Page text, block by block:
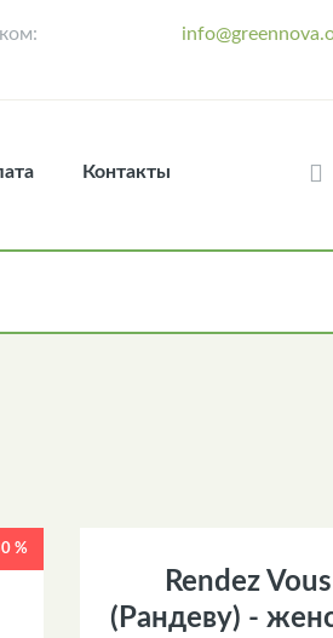
Контакты
%
Rendez Vous
(Рандеву) -